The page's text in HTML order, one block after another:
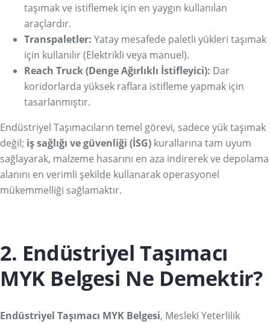
taşımak ve istiflemek için en yaygın kullanılan
araçlardır.
Transpaletler: Yatay mesafede paletli yükleri taşımak
için kullanılır (Elektrikli veya manuel).
Reach Truck (Denge Ağırlıklı İstifleyici): Dar
koridorlarda yüksek raflara istifleme yapmak için
tasarlanmıştır.
Endüstriyel Taşımacıların temel görevi, sadece yük taşımak
değil; iş sağlığı ve güvenliği (İSG) kurallarına tam uyum
sağlayarak, malzeme hasarını en aza indirerek ve depolama
alanını en verimli şekilde kullanarak operasyonel
mükemmelliği sağlamaktır.
2. Endüstriyel Taşımacı
MYK Belgesi Ne Demektir?
Endüstriyel Taşımacı MYK Belgesi, Mesleki Yeterlilik